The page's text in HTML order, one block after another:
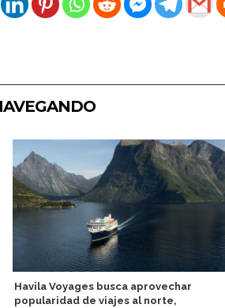
Havila Voyages busca aprovechar
popularidad de viajes al norte,